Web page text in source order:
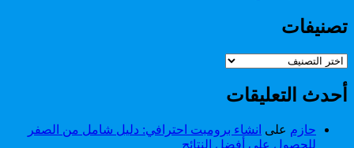
تصنيفات
تصنيفات
أحدث التعليقات
حازم على انشاء برومبت احترافي: دليل شامل من الصفر
للحصول على أفضل النتائج